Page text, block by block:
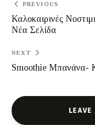
PREVIOUS
Καλοκαιρινές
Νέα Σελίδα
NEXT
Smoothie Μπανάνα-
LEAVE